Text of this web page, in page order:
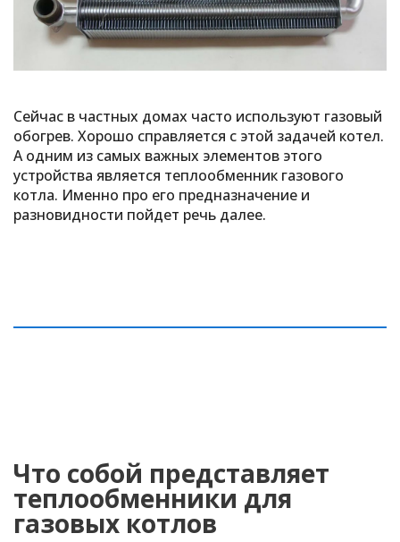
Сейчас в частных домах часто используют газовый
обогрев. Хорошо справляется с этой задачей котел.
А одним из самых важных элементов этого
устройства является теплообменник газового
котла. Именно про его предназначение и
разновидности пойдет речь далее.
Что собой представляет
теплообменники для
газовых котлов